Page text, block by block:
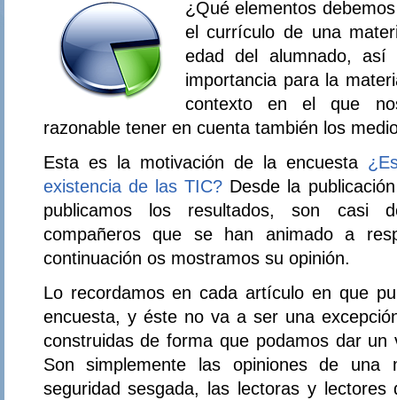
¿Qué elementos
el currículo de una
edad del alumnado,
importancia para la
contexto en el que
razonable tener en cuenta también los
Esta es la motivación de la encuesta
existencia de las TIC? Desde la
publicamos los resultados, son casi
compañeros que se han animado a
continuación os mostramos su opinión.
Lo recordamos en cada artículo en que
encuesta, y éste no va a ser una
construidas de forma que podamos dar
Son simplemente las opiniones de una
seguridad sesgada, las lectoras y